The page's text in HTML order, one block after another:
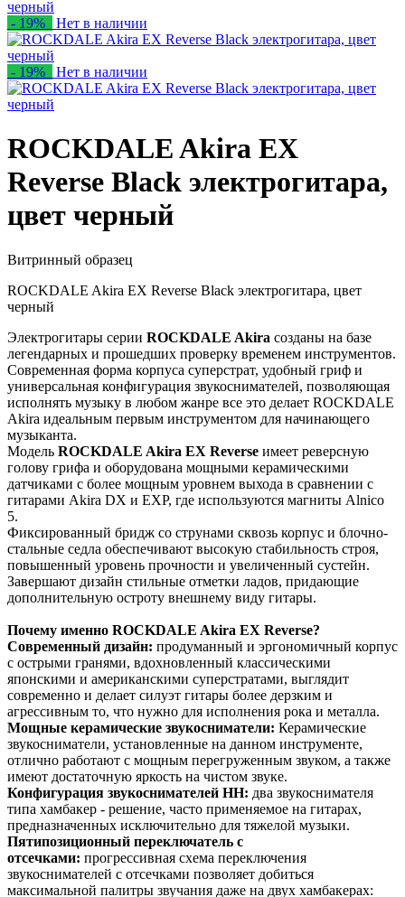
- 19% Нет в наличии
- 19% Нет в наличии
ROCKDALE Akira EX
Reverse Black электрогитара,
цвет черный
Витринный образец
ROCKDALE Akira EX Reverse Black электрогитара, цвет
черный
Электрогитары серии ROCKDALE Akira созданы на базе
легендарных и прошедших проверку временем инструментов.
Современная форма корпуса суперстрат, удобный гриф и
универсальная конфигурация звукоснимателей, позволяющая
исполнять музыку в любом жанре все это делает ROCKDALE
Akira идеальным первым инструментом для начинающего
музыканта.
Модель ROCKDALE Akira EX Reverse имеет реверсную
голову грифа и оборудована мощными керамическими
датчиками с более мощным уровнем выхода в сравнении с
гитарами Akira DX и EXP, где используются магниты Alnico
5.
Фиксированный бридж со струнами сквозь корпус и блочно-
стальные седла обеспечивают высокую стабильность строя,
повышенный уровень прочности и увеличенный сустейн.
Завершают дизайн стильные отметки ладов, придающие
дополнительную остроту внешнему виду гитары.
Почему именно ROCKDALE Akira EX Reverse?
Современный дизайн: продуманный и эргономичный корпус
с острыми гранями, вдохновленный классическими
японскими и американскими суперстратами, выглядит
современно и делает силуэт гитары более дерзким и
агрессивным то, что нужно для исполнения рока и металла.
Мощные керамические звукосниматели: Керамические
звукосниматели, установленные на данном инструменте,
отлично работают с мощным перегруженным звуком, а также
имеют достаточную яркость на чистом звуке.
Конфигурация звукоснимателей HH: два звукоснимателя
типа хамбакер - решение, часто применяемое на гитарах,
предназначенных исключительно для тяжелой музыки.
Пятипозиционный переключатель с
отсечками: прогрессивная схема переключения
звукоснимателей с отсечками позволяет добиться
максимальной палитры звучания даже на двух хамбакерах: